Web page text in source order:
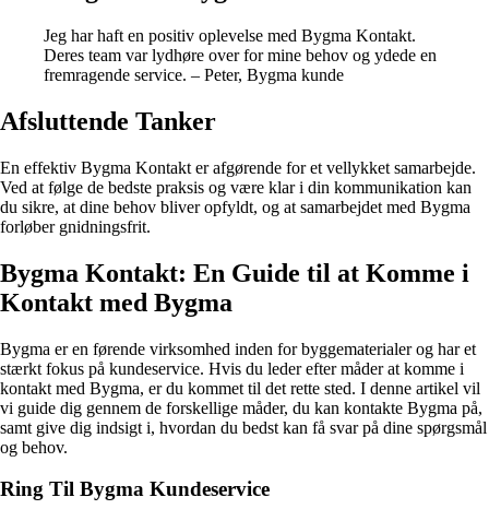
Jeg har haft en positiv oplevelse med Bygma Kontakt.
Deres team var lydhøre over for mine behov og ydede en
fremragende service. – Peter, Bygma kunde
Afsluttende Tanker
En effektiv Bygma Kontakt er afgørende for et vellykket samarbejde.
Ved at følge de bedste praksis og være klar i din kommunikation kan
du sikre, at dine behov bliver opfyldt, og at samarbejdet med Bygma
forløber gnidningsfrit.
Bygma Kontakt: En Guide til at Komme i
Kontakt med Bygma
Bygma er en førende virksomhed inden for byggematerialer og har et
stærkt fokus på kundeservice. Hvis du leder efter måder at komme i
kontakt med Bygma, er du kommet til det rette sted. I denne artikel vil
vi guide dig gennem de forskellige måder, du kan kontakte Bygma på,
samt give dig indsigt i, hvordan du bedst kan få svar på dine spørgsmål
og behov.
Ring Til Bygma Kundeservice